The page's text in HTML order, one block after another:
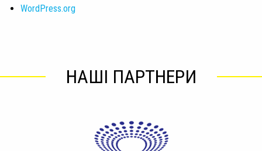
WordPress.org
НАШІ ПАРТНЕРИ